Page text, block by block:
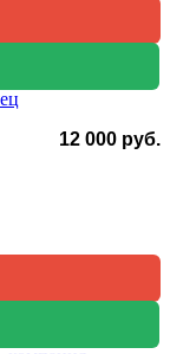
12 000 руб.